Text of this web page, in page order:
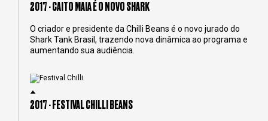
2017 - CAITO MAIA É O NOVO SHARK
O criador e presidente da Chilli Beans é o novo jurado do
Shark Tank Brasil, trazendo nova dinâmica ao programa e
aumentando sua audiência.
2017 - FESTIVAL CHILLI BEANS